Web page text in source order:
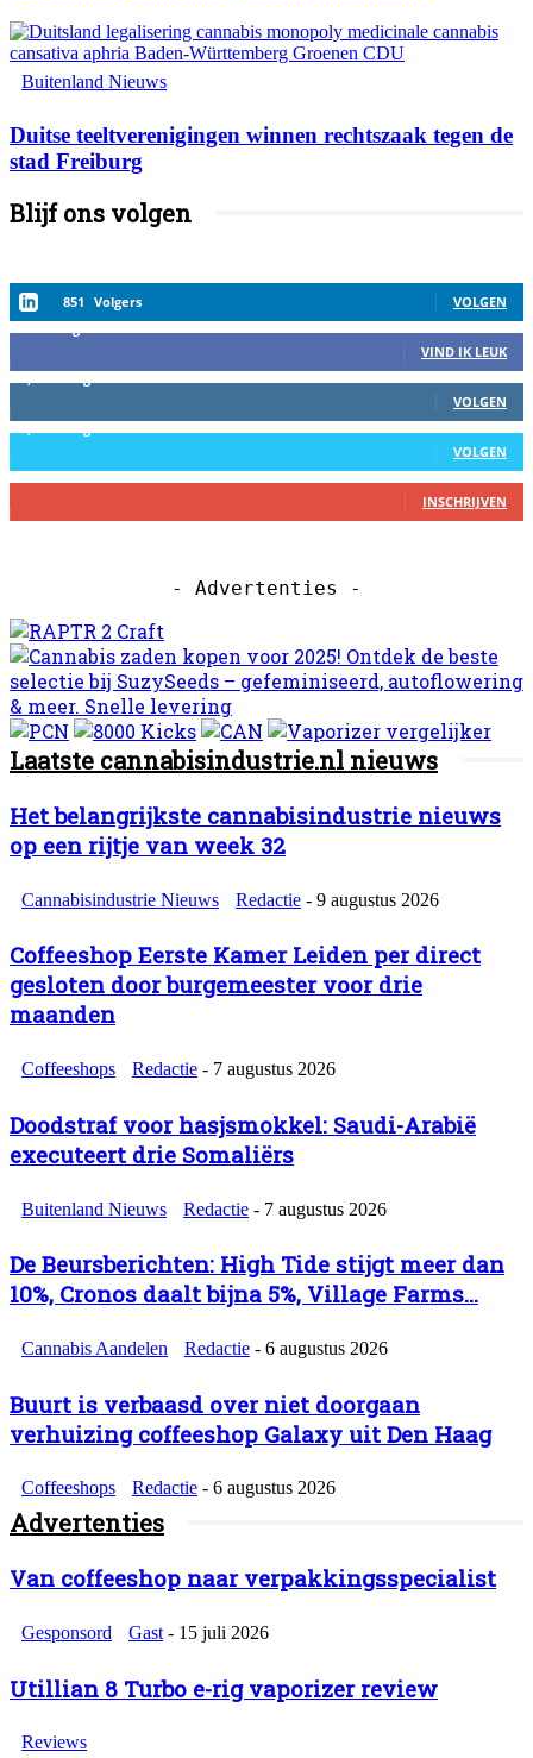
Buitenland Nieuws
Duitse teeltverenigingen winnen rechtszaak tegen de
stad Freiburg
Blijf ons volgen
851 Volgers
VOLGEN
VIND IK LEUK
VOLGEN
VOLGEN
INSCHRIJVEN
- Advertenties -
Laatste cannabisindustrie.nl nieuws
Het belangrijkste cannabisindustrie nieuws
op een rijtje van week 32
Cannabisindustrie Nieuws Redactie - 9 augustus 2026
Coffeeshop Eerste Kamer Leiden per direct
gesloten door burgemeester voor drie
maanden
Coffeeshops Redactie - 7 augustus 2026
Doodstraf voor hasjsmokkel: Saudi-Arabië
executeert drie Somaliërs
Buitenland Nieuws Redactie - 7 augustus 2026
De Beursberichten: High Tide stijgt meer dan
10%, Cronos daalt bijna 5%, Village Farms...
Cannabis Aandelen Redactie - 6 augustus 2026
Buurt is verbaasd over niet doorgaan
verhuizing coffeeshop Galaxy uit Den Haag
Coffeeshops Redactie - 6 augustus 2026
Advertenties
Van coffeeshop naar verpakkingsspecialist
Gesponsord Gast - 15 juli 2026
Utillian 8 Turbo e-rig vaporizer review
Reviews